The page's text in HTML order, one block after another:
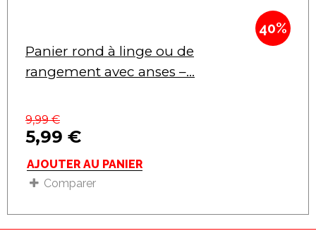
40%
Panier rond à linge ou de
rangement avec anses –...
9,99€
5,99 €
AJOUTER AU PANIER
Comparer